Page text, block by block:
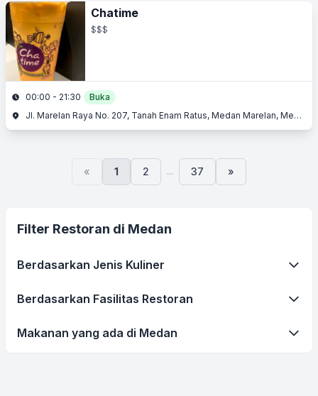
Chatime
$$$
00:00 - 21:30
Buka
Jl. Marelan Raya No. 207, Tanah Enam Ratus, Medan Marelan, Medan, Sumatera Utara
« 1 2 ... 37 »
Filter Restoran di Medan
Berdasarkan Jenis Kuliner
Berdasarkan Fasilitas Restoran
Makanan yang ada di Medan